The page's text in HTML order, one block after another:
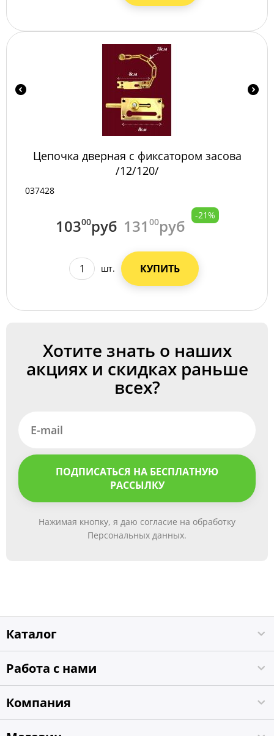
Цепочка дверная с фиксатором засова
/12/120/
037428
10300руб 131 00руб
-21%
шт. КУПИТЬ
Хотите знать о наших
акциях и скидках раньше
всех?
ПОДПИСАТЬСЯ НА БЕСПЛАТНУЮ
РАССЫЛКУ
Нажимая кнопку, я даю согласие на обработку
Персональных данных.
Каталог
Работа с нами
Компания